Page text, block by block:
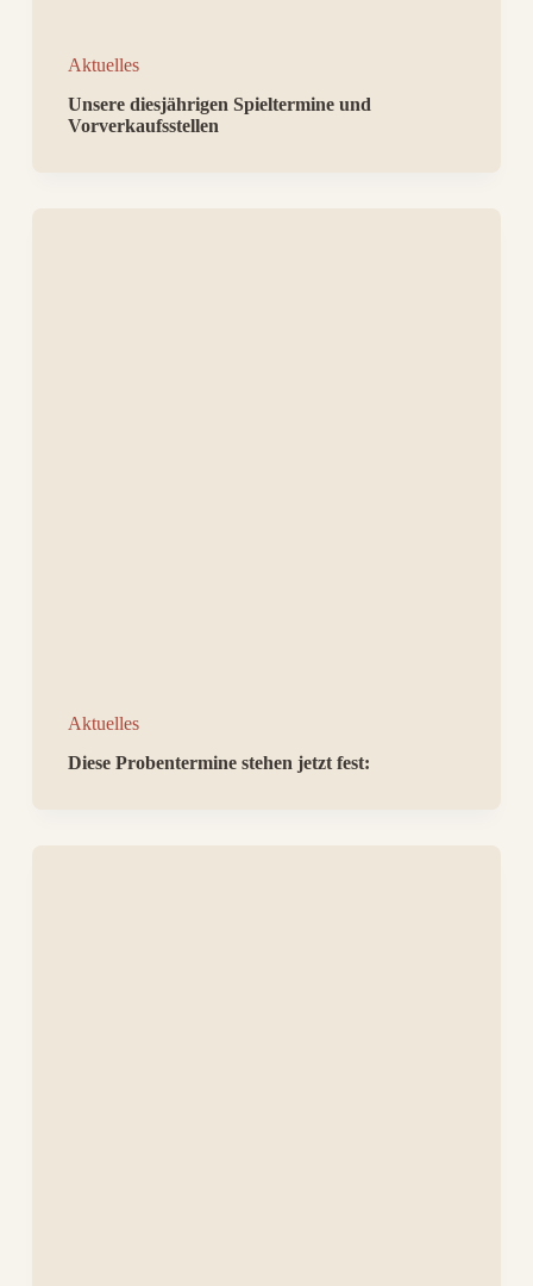
Aktuelles
Unsere diesjährigen Spieltermine und
Vorverkaufsstellen
Aktuelles
Diese Probentermine stehen jetzt fest: